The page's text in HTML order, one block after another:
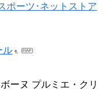
ポーツ･ネットストア
ル
ーヌ プルミエ・クリ